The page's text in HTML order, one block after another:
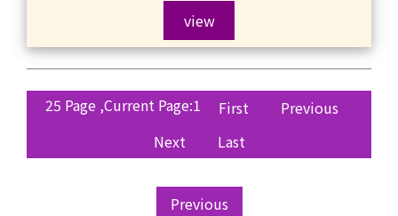
view
25 Page ,Current Page:1 First
Previous
Next
Last
Previous